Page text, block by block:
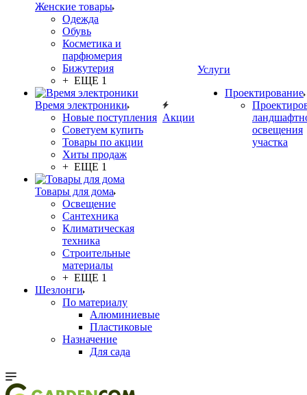
Женские товары
Одежда
Обувь
Косметика и
парфюмерия
Бижутерия
+ ЕЩЕ 1
Время электроники
Новые поступления
Советуем купить
Товары по акции
Хиты продаж
+ ЕЩЕ 1
Товары для дома
Освещение
Сантехника
Климатическая
техника
Строительные
материалы
+ ЕЩЕ 1
Шезлонги
По материалу
Алюминиевые
Пластиковые
Назначение
Для сада
Акции
Услуги
Проектирование
освещения
участка